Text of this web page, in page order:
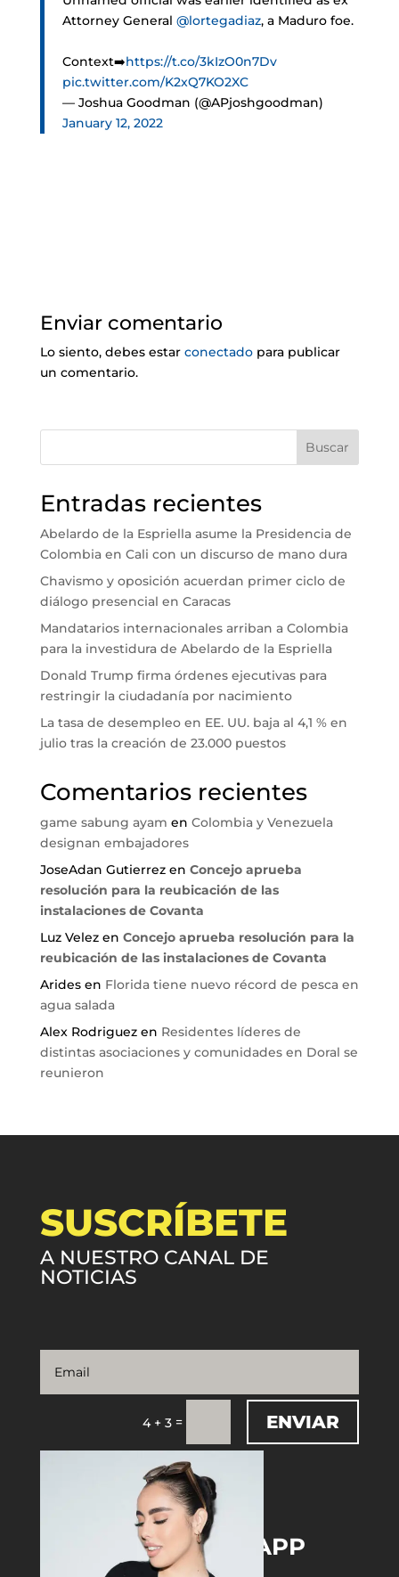
Attorney General @lortegadiaz, a Maduro foe.
Context➡️https://t.co/3kIzO0n7Dv
pic.twitter.com/K2xQ7KO2XC
— Joshua Goodman (@APjoshgoodman)
January 12, 2022
Enviar comentario
Lo siento, debes estar conectadopara publicar
un comentario.
Buscar
Entradas recientes
Abelardo de la Espriella asume la Presidencia de
Colombia en Cali con un discurso de mano dura
Chavismo y oposición acuerdan primer ciclo de
diálogo presencial en Caracas
Mandatarios internacionales arriban a Colombia
para la investidura de Abelardo de la Espriella
Donald Trump firma órdenes ejecutivas para
restringir la ciudadanía por nacimiento
La tasa de desempleo en EE. UU. baja al 4,1 % en
julio tras la creación de 23.000 puestos
Comentarios recientes
game sabung ayam en Colombia y Venezuela
designan embajadores
JoseAdan Gutierrezen Concejo aprueba
resolución para la reubicación de las
instalaciones de Covanta
Luz Velezen Concejo aprueba resolución para la
reubicación de las instalaciones de Covanta
Aridesen Florida tiene nuevo récord de pesca en
agua salada
Alex Rodriguezen Residentes líderes de
distintas asociaciones y comunidades en Doral se
reunieron
SUSCRÍBETE
A NUESTRO CANAL DE
NOTICIAS
4 + 3 = ENVIAR
DOWNLOAD THE APP